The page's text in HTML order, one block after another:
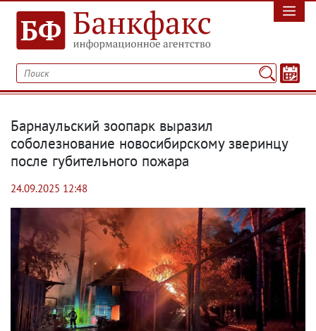
Барнаульский зоопарк выразил
соболезнование новосибирскому зверинцу
после губительного пожара
24.09.2025 12:48